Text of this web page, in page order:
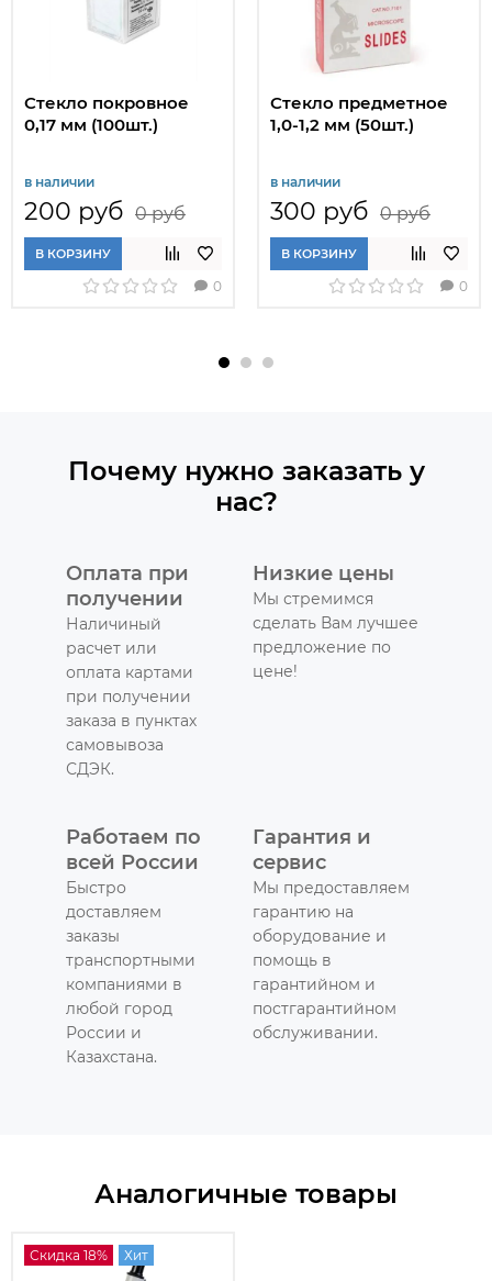
Стекло покровное
0,17 мм (100шт.)
в наличии
200 руб 0 руб
В КОРЗИНУ
0
Стекло предметное
1,0-1,2 мм (50шт.)
в наличии
300 руб 0 руб
В КОРЗИНУ
0
Почему нужно заказать у
нас?
Оплата при
получении
Наличиный
расчет или
оплата картами
при получении
заказа в пунктах
самовывоза
СДЭК.
Низкие цены
Мы стремимся
сделать Вам лучшее
предложение по
цене!
Работаем по
всей России
Быстро
доставляем
заказы
транспортными
компаниями в
любой город
России и
Казахстана.
Гарантия и
сервис
Мы предоставляем
гарантию на
оборудование и
помощь в
гарантийном и
постгарантийном
обслуживании.
Аналогичные товары
Скидка 18% Хит